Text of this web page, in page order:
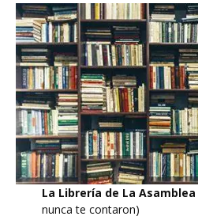
La Librería de La Asamblea
nunca te contaron)